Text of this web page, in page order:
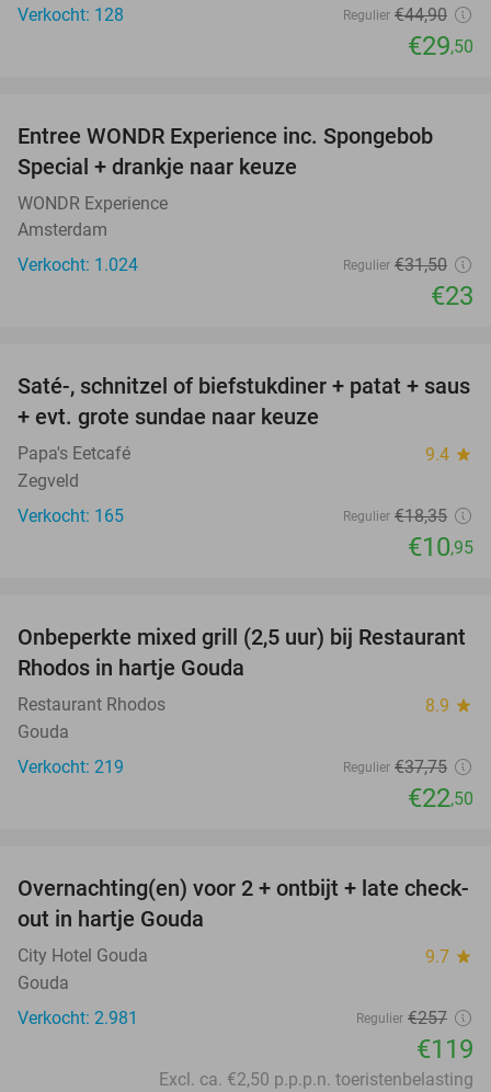
Verkocht: 128
Regulier €44,90
€29,50
27%
Entree WONDR Experience inc. Spongebob
Special + drankje naar keuze
WONDR Experience
Amsterdam
Verkocht: 1.024
Regulier €31,50
€23
40%
Saté-, schnitzel of biefstukdiner + patat + saus
+ evt. grote sundae naar keuze
Papa's Eetcafé 9.4 star
Zegveld
Verkocht: 165
Regulier €18,35
€10,95
40%
Onbeperkte mixed grill (2,5 uur) bij Restaurant
Rhodos in hartje Gouda
Restaurant Rhodos 8.9 star
Gouda
Verkocht: 219
Regulier €37,75
€22,50
54%
Overnachting(en) voor 2 + ontbijt + late check-
out in hartje Gouda
City Hotel Gouda 9.7 star
Gouda
Verkocht: 2.981
Regulier €257
€119
Excl. ca. €2,50 p.p.p.n. toeristenbelasting